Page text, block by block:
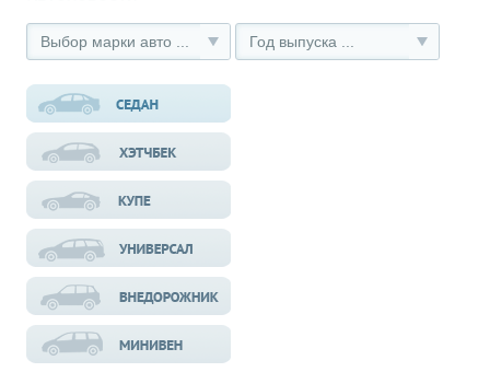
Выбор марки авто ... Год выпуска ...